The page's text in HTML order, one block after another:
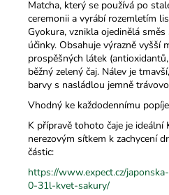
Matcha, který se používá po
ceremonii a vyrábí rozemletím
Gyokura, vznikla ojedinělá
účinky. Obsahuje výrazně vyšší
prospěšných látek
běžný zelený čaj. Nálev je
barvy s nasládlou jemně
Vhodný ke každodennímu
K přípravě tohoto čaje je ideální
nerezovým sítkem k zachycení
částic:
https://www.expect.cz/
0-31l-kvet-sakury/